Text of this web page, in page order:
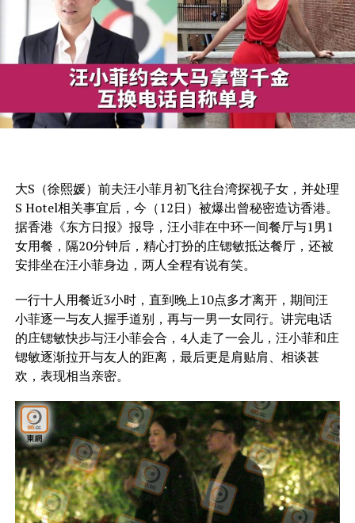
大S（徐熙媛）前夫汪小菲月初飞往台湾探视子女，并处理
S Hotel相关事宜后，今（12日）被爆出曾秘密造访香港。
据香港《东方日报》报导，汪小菲在中环一间餐厅与1男1
女用餐，隔20分钟后，精心打扮的庄锶敏抵达餐厅，还被
安排坐在汪小菲身边，两人全程有说有笑。
一行十人用餐近3小时，直到晚上10点多才离开，期间汪
小菲逐一与友人握手道别，再与一男一女同行。讲完电话
的庄锶敏快步与汪小菲会合，4人走了一会儿，汪小菲和庄
锶敏逐渐拉开与友人的距离，最后更是肩贴肩、相谈甚
欢，表现相当亲密。